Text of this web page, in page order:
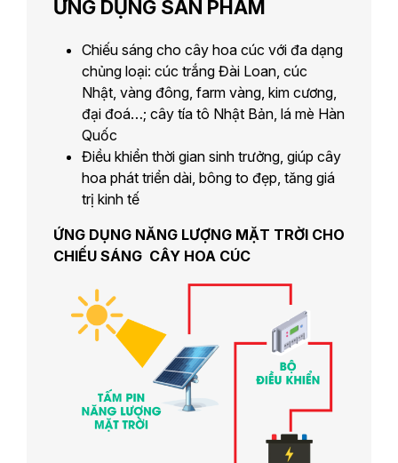
ỨNG DỤNG SẢN PHẨM
Chiếu sáng cho cây hoa cúc với đa dạng
chủng loại: cúc trắng Đài Loan, cúc
Nhật, vàng đông, farm vàng, kim cương,
đại đoá…; cây tía tô Nhật Bản, lá mè Hàn
Quốc
Điều khiển thời gian sinh trưởng, giúp cây
hoa phát triển dài, bông to đẹp, tăng giá
trị kinh tế
ỨNG DỤNG NĂNG LƯỢNG MẶT TRỜI CHO
CHIẾU SÁNG CÂY HOA CÚC